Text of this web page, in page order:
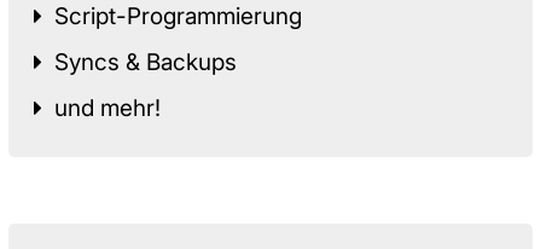
Script-Programmierung
Syncs & Backups
und mehr!